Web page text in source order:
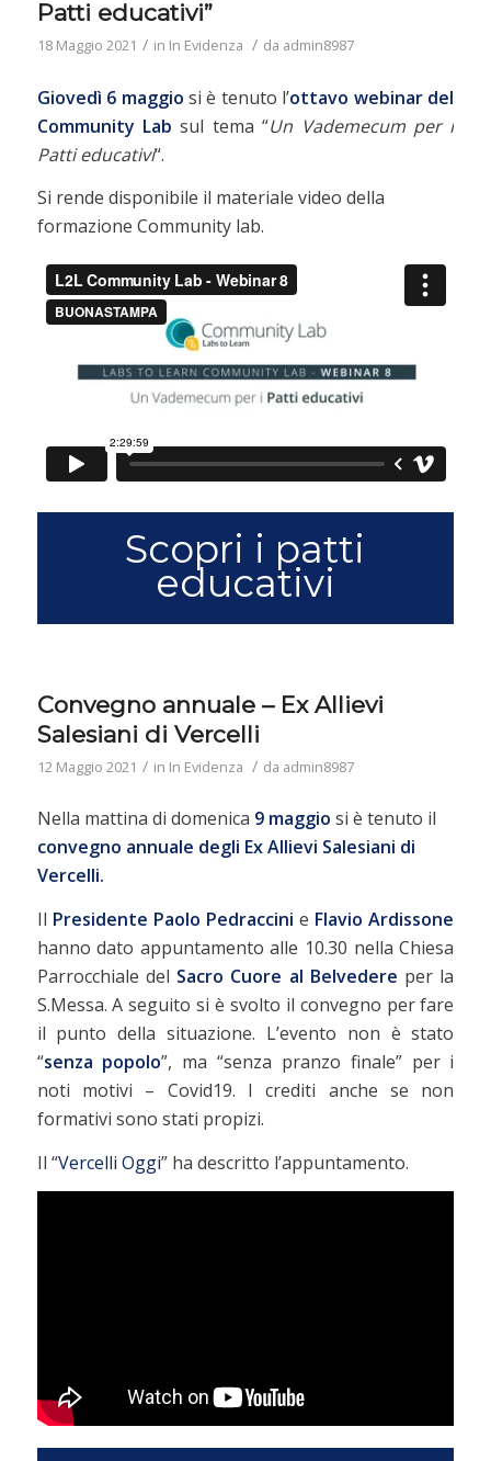
Patti educativi”
18 Maggio 2021 / in In Evidenza / da admin8987
Giovedì 6 maggio si è tenuto l’ottavo webinar del
Community Lab sul tema “Un Vademecum per i
Patti educativi“.
Si rende disponibile il materiale video della
formazione Community lab.
Scopri i patti
educativi
Convegno annuale – Ex Allievi
Salesiani di Vercelli
12 Maggio 2021 / in In Evidenza / da admin8987
Nella mattina di domenica 9 maggio si è tenuto il
convegno annuale degli Ex Allievi Salesiani di
Vercelli.
Il Presidente Paolo Pedraccini e Flavio Ardissone
hanno dato appuntamento alle 10.30 nella Chiesa
Parrocchiale del Sacro Cuore al Belvedere per la
S.Messa. A seguito si è svolto il convegno per fare
il punto della situazione. L’evento non è stato
“senza popolo”, ma “senza pranzo finale” per i
noti motivi – Covid19. I crediti anche se non
formativi sono stati propizi.
Il “Vercelli Oggi” ha descritto l’appuntamento.